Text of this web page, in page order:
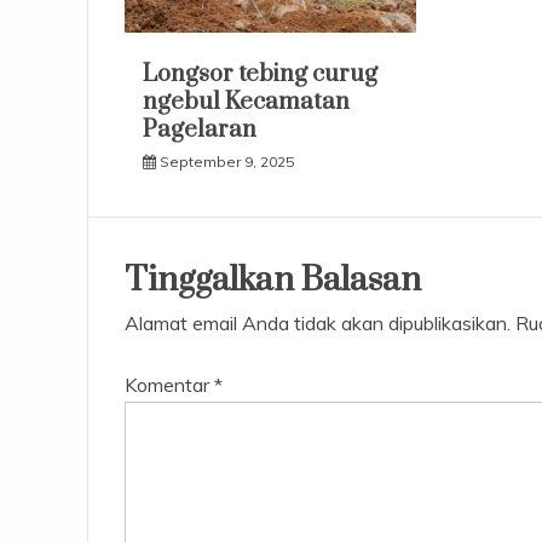
Longsor tebing curug
ngebul Kecamatan
Pagelaran
September 9, 2025
Tinggalkan Balasan
Alamat email Anda tidak akan dipublikasikan.
Komentar*